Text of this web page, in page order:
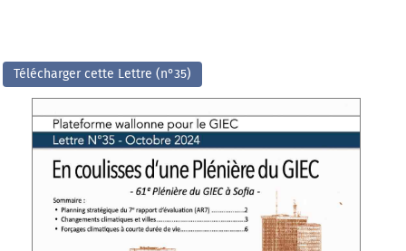
Télécharger cette Lettre (n°35)